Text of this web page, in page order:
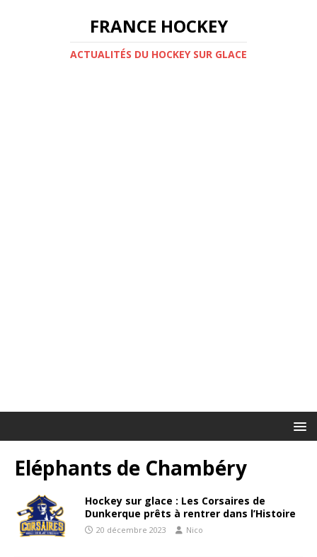
FRANCE HOCKEY
ACTUALITÉS DU HOCKEY SUR GLACE
Eléphants de Chambéry
Hockey sur glace : Les Corsaires de
Dunkerque prêts à rentrer dans l’Histoire
20 décembre 2023 Nico